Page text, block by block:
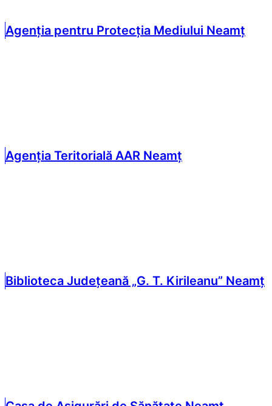
Agenția pentru Protecția Mediului Neamț
Agenția Teritorială AAR Neamț
Biblioteca Județeană „G. T. Kirileanu” Neamț